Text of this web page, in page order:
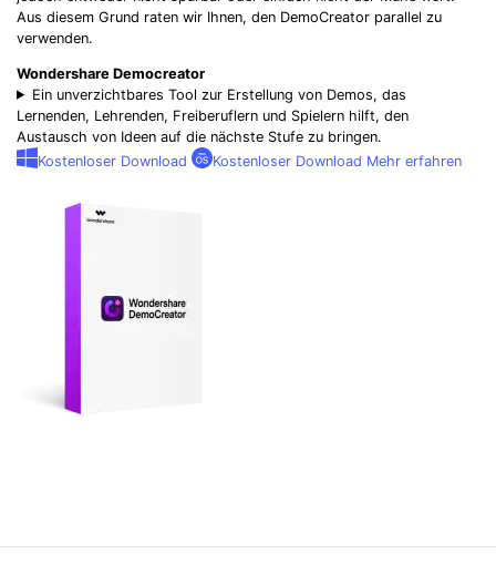
Aus diesem Grund raten wir Ihnen, den DemoCreator parallel zu
verwenden.
Wondershare Democreator
Ein unverzichtbares Tool zur Erstellung von Demos, das
Lernenden, Lehrenden, Freiberuflern und Spielern hilft, den
Austausch von Ideen auf die nächste Stufe zu bringen.
Kostenloser Download
Kostenloser Download Mehr erfahren